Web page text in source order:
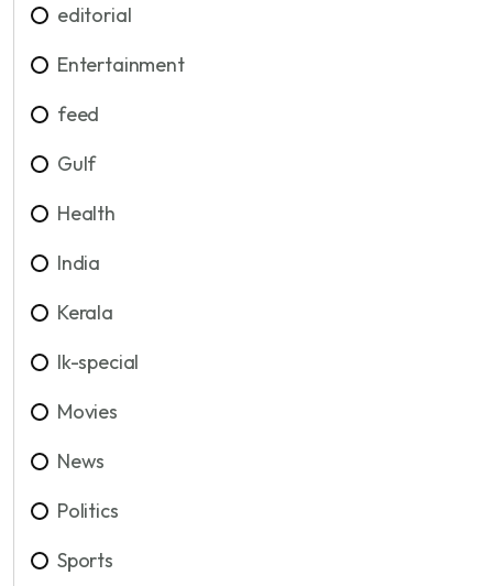
editorial
Entertainment
feed
Gulf
Health
India
Kerala
lk-special
Movies
News
Politics
Sports